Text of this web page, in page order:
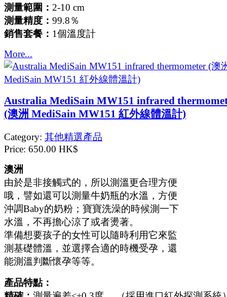
測量範圍： 2-10 cm
測量精度： 99.8％
銷售套餐： 1個溫度計
More...
Australia MediSain MW151 infrared
(澳洲 MediSain MW151 紅外線體溫計)
Category: 其他精選產品
Price: 650.00 HK$
澳洲
由於是非接觸式的，所以測溫更合理方便
哦，譬如還可以測量牛奶瓶的水溫，方便
沖調Baby的奶粉；寶寶洗澡的時候測一下
水溫，不再擔心涼了或者燙著。
準備想要孩子的女性可以隨時利用它來監
測基礎體溫，並選擇合適的時機受孕，還
能測溫判斷懷孕等等。
產品特點：